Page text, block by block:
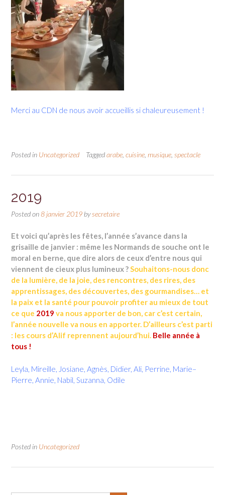
Merci au CDN de nous avoir accueillis si chaleureusement !
Posted in Uncategorized Taggedarabe cuisine musique spectacle
2019
Posted on8 janvier 2019 bysecretaire
Et voici qu’après les fêtes, l’année s’avance dans la
grisaille de janvier : même les Normands de souche ont le
moral en berne, que dire alors de ceux d’entre nous qui
viennent de cieux plus lumineux ?Souhaitons-nous donc
de la lumière, de la joie, des rencontres, des rires, des
apprentissages, des découvertes, des gourmandises… et
la paix et la santé pour pouvoir profiter au mieux de tout
ce que 2019 va nous apporter de bon, car c’est certain,
l’année nouvelle va nous en apporter. D’ailleurs c’est parti
: les cours d’Alif reprennent aujourd’hui. Belle année à
tous !
Leyla, Mireille, Josiane, Agnès, Didier, Ali, Perrine, Marie–
Pierre, Annie, Nabil, Suzanna, Odile
Posted in Uncategorized